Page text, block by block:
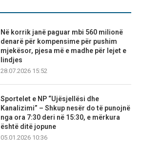
Në korrik janë paguar mbi 560 milionë
denarë për kompensime për pushim
mjekësor, pjesa më e madhe për lejet e
lindjes
28.07.2026 15:52
Sportelet e NP “Ujësjellësi dhe
Kanalizimi” – Shkup nesër do të punojnë
nga ora 7:30 deri në 15:30, e mërkura
është ditë jopune
05.01.2026 10:36